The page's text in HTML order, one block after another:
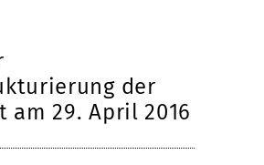
der
am 29. April 2016